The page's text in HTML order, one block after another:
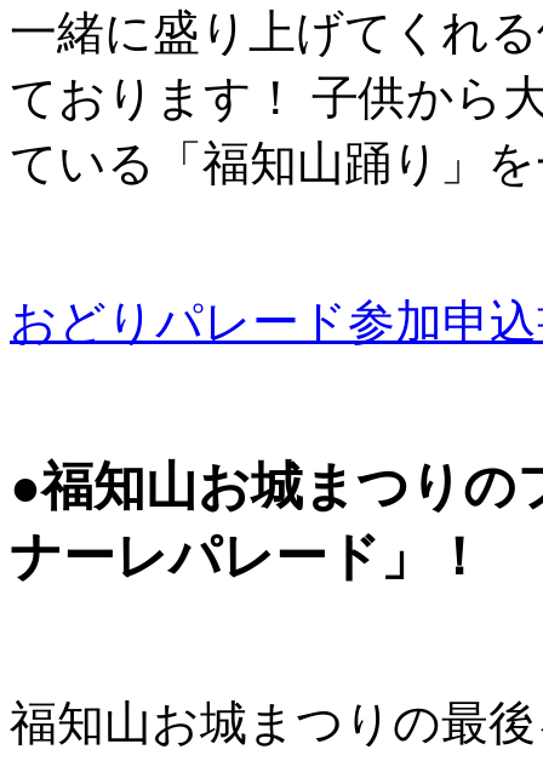
一緒に盛り上げてくれ
ております！ 子供から
ている「福知山踊り」
おどりパレード参加申
●福知山お城まつりの
ナーレパレード」！
福知山お城まつりの最